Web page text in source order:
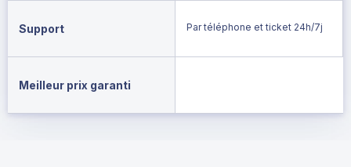
Support Par téléphone et ticket 24h/7j
Meilleur prix garanti